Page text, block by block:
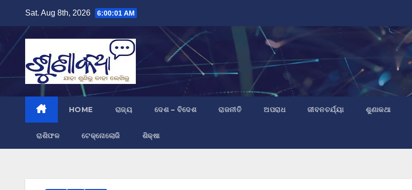
content
Sat. Aug 8th, 2026 6:00:02 AM
HOME ରାଜ୍ୟ ଦେଶ – ବିଦେଶ ରାଜନୀତି ଅପରାଧ ଜୀବନଚର୍ଯ୍ୟା ଶୁଣାକଥା
ରାଶିଫଳ ଟେକ୍ନୋଲୋଜି ଶିକ୍ଷା